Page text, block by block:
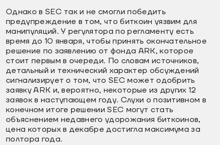
Однако в SEC так и не смогли победить
предупреждение в том, что биткоин уязвим для
манипуляций. У регулятора по регламенту есть
время до 10 января, чтобы принять окончательное
решение по заявлению от фонда ARK, которое
стоит первым в очереди. По словам источников,
детальный и технический характер обсуждений
сигнализирует о том, что SEC может одобрить
заявку ARK и, вероятно, некоторые из других 12
заявок в наступающем году. Слухи о позитивном в
конечном итоге решении SEC могут стать
объяснением недавнего удорожания биткоинов,
цена которых в декабре достигла максимума за
полтора года.